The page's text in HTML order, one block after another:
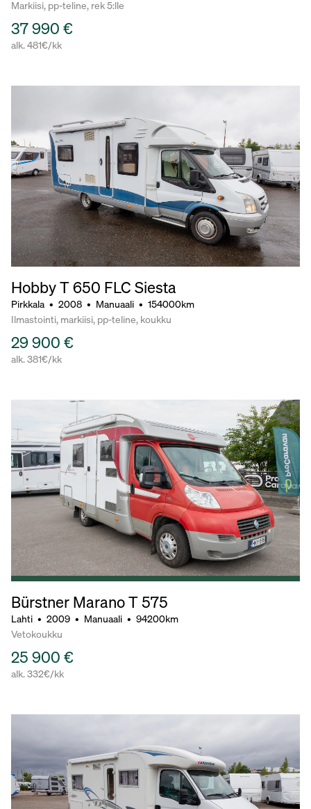
Markiisi, pp-teline, rek 5:lle
37 990 €
alk. 481€/kk
Hobby T 650 FLC Siesta
Pirkkala • 2008 • Manuaali • 154000km
Ilmastointi, markiisi, pp-teline, koukku
29 900 €
alk. 381€/kk
Bürstner Marano T 575
Lahti • 2009 • Manuaali • 94200km
Vetokoukku
25 900 €
alk. 332€/kk